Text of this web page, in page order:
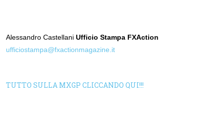
Alessandro CastellaniUfficio Stampa FXAction
ufficiostampa@fxactionmagazine.it
TUTTO SULLA MXGP CLICCANDO QUI!!!